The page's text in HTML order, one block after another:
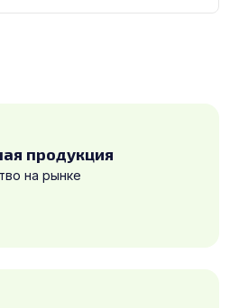
продукция
на рынке